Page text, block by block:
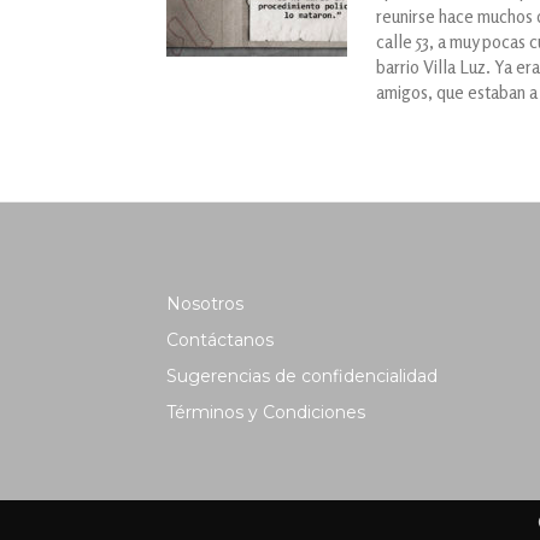
reunirse hace
calle 53, a muy
barrio Villa Luz. Ya
amigos, que estaban
Nosotros
Contáctanos
Sugerencias de confidencialidad
Términos y Condiciones